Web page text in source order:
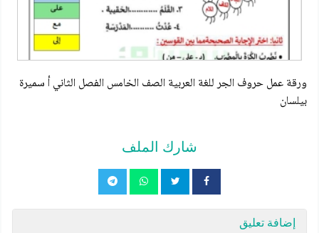
ورقة عمل حروف الجر للغة العربية الصف الخامس الفصل الثاني أ سميرة
بيلسان
شارك الملف
إضافة تعليق